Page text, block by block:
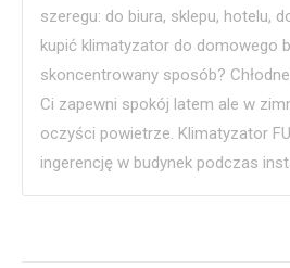
szeregu: do biura, sklepu, hotelu,
kupić klimatyzator do domowego
skoncentrowany sposób?
Ci zapewni spokój latem ale w
oczyści powietrze. Klimatyzator
ingerencję w budynek podczas